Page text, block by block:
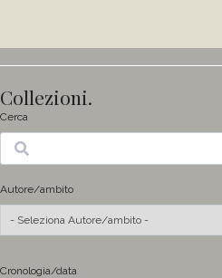
Collezioni.
Cerca
Ricerca
Autore/ambito
Cronologia/data